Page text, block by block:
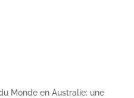
Monde en Australie: une